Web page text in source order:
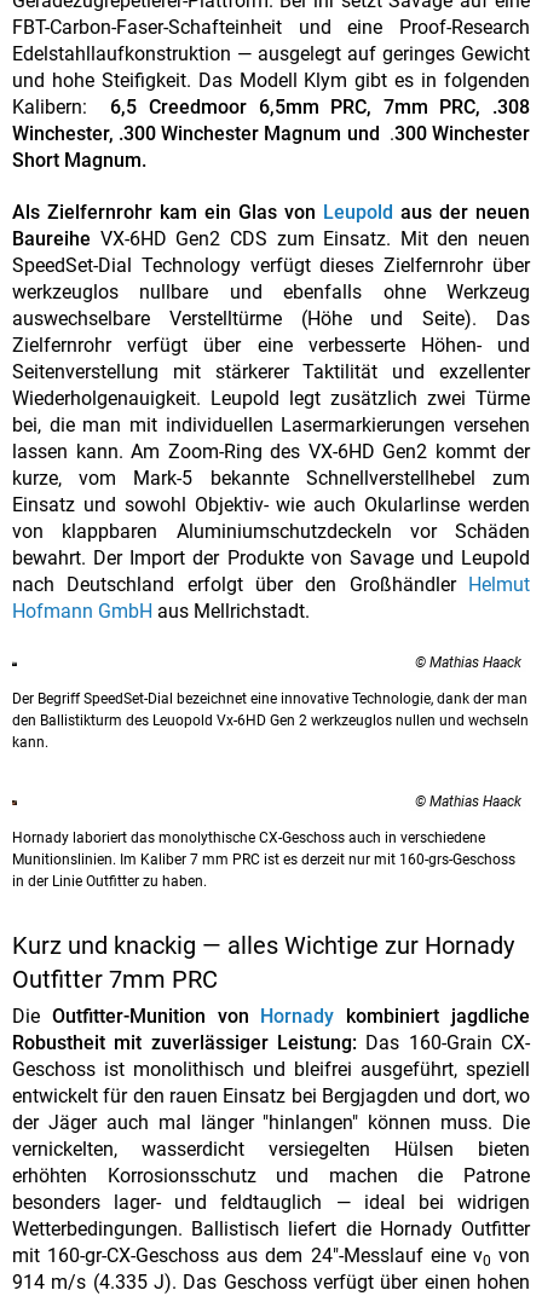
FBT-Carbon-Faser-Schafteinheit und eine Proof-Research
Edelstahllaufkonstruktion — ausgelegt auf geringes Gewicht
und hohe Steifigkeit. Das Modell Klym gibt es in folgenden
Kalibern: 6,5 Creedmoor 6,5mm PRC, 7mm PRC, .308
Winchester, .300 Winchester Magnum und .300 Winchester
Short Magnum.
Als Zielfernrohr kam ein Glas von Leupold aus der neuen
Baureihe VX-6HD Gen2 CDS zum Einsatz. Mit den neuen
SpeedSet-Dial Technology verfügt dieses Zielfernrohr über
werkzeuglos nullbare und ebenfalls ohne Werkzeug
auswechselbare Verstelltürme (Höhe und Seite). Das
Zielfernrohr verfügt über eine verbesserte Höhen- und
Seitenverstellung mit stärkerer Taktilität und exzellenter
Wiederholgenauigkeit. Leupold legt zusätzlich zwei Türme
bei, die man mit individuellen Lasermarkierungen versehen
lassen kann. Am Zoom-Ring des VX-6HD Gen2 kommt der
kurze, vom Mark-5 bekannte Schnellverstellhebel zum
Einsatz und sowohl Objektiv- wie auch Okularlinse werden
von klappbaren Aluminiumschutzdeckeln vor Schäden
bewahrt. Der Import der Produkte von Savage und Leupold
nach Deutschland erfolgt über den Großhändler Helmut
Hofmann GmbH aus Mellrichstadt.
© Mathias Haack
Der Begriff SpeedSet-Dial bezeichnet eine innovative Technologie, dank der man
den Ballistik­turm des Leuopold Vx-6HD Gen 2 werkzeuglos nullen und wechseln
kann.
© Mathias Haack
Hornady laboriert das monolythische CX-Geschoss auch in verschiedene
Munitionslinien. Im Kaliber 7 mm PRC ist es derzeit nur mit 160-grs-Geschoss
in der Linie Outfitter zu haben.
Kurz und knackig — alles Wichtige zur Hornady
Outfitter 7mm PRC
Die Outfitter-Munition von Hornady kombiniert jagdliche
Robustheit mit zuverlässiger Leistung: Das 160-Grain CX-
Geschoss ist monolithisch und bleifrei ausgeführt, speziell
entwickelt für den rauen Einsatz bei Bergjagden und dort, wo
der Jäger auch mal länger "hinlangen" können muss. Die
vernickelten, wasserdicht versiegelten Hülsen bieten
erhöhten Korrosionsschutz und machen die Patrone
besonders lager- und feldtauglich — ideal bei widrigen
Wetterbedingungen. Ballistisch liefert die Hornady Outfitter
mit 160-gr-CX-Geschoss aus dem 24"-Messlauf eine v0 von
914 m/s (4.335 J). Das Geschoss verfügt über einen hohen